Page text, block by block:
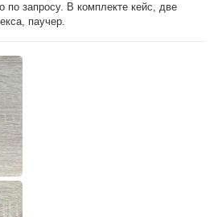
запросу. В комплекте кейс, две
паучер.